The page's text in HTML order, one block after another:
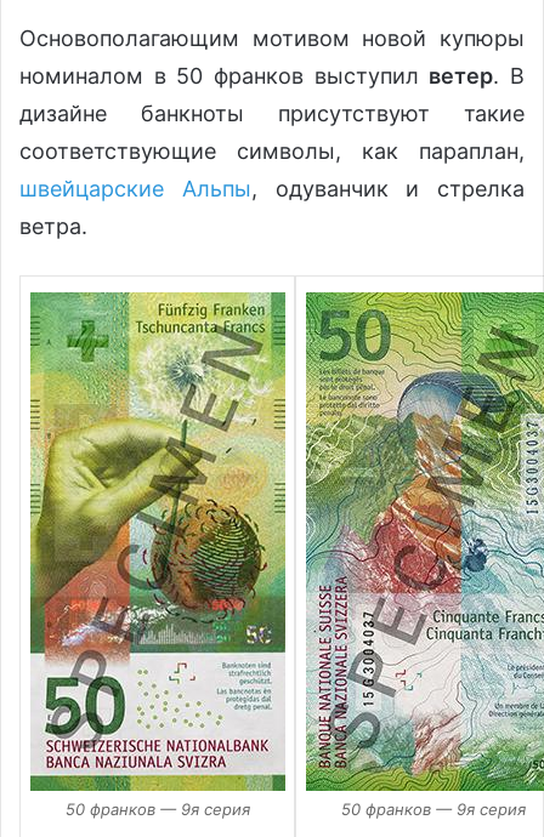
Основополагающим мотивом новой купюры
номиналом в 50 франков выступил ветер. В
дизайне банкноты присутствуют такие
соответствующие символы, как параплан,
швейцарские Альпы, одуванчик и стрелка
ветра.
50 франков — 9я серия 50 франков — 9я серия